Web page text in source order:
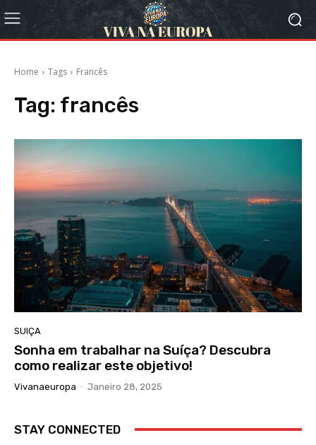
Home Tags Francês
Tag: francês
SUIÇA
Sonha em trabalhar na Suíça? Descubra
como realizar este objetivo!
Vivanaeuropa - Janeiro 28, 2025
STAY CONNECTED